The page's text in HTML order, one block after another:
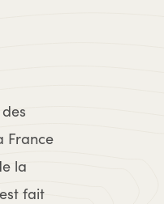
France
la
fait